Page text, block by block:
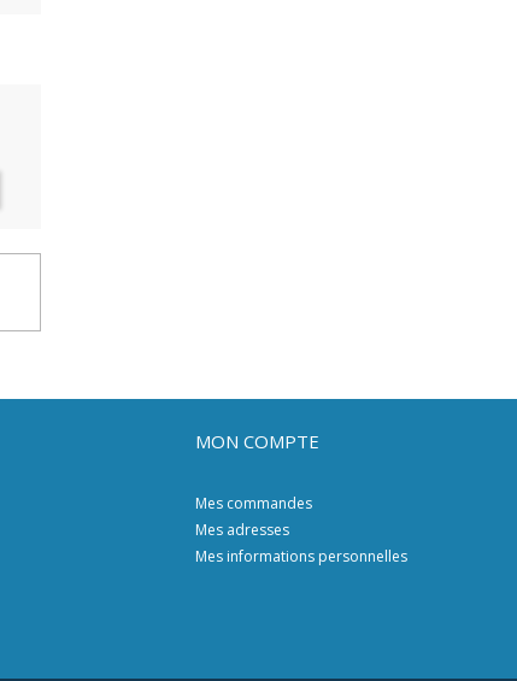
MON COMPTE
Mes commandes
Mes adresses
Mes informations personnelles